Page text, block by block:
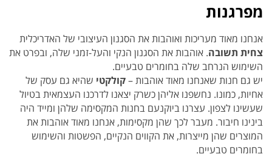
מפרגנות
אנחנו מאוד מעריכות ואוהבות את הסגנון העיצובי של האדריכלית
צחית תשובה. אוהבות את הסגנון הנקי והעל-זמני שלה, ובפרט את
השימוש הנרחב שלה בחומרים טבעיים.
יש גם חנות שאנחנו מאוד אוהבות –קולקטי שהיא גם עסק של
אחיות, כמונו. נחשפנו אליהן כשרק יצאנו לדרכנו העצמאית בטיול
שעשינו לצפון. עצרנו ביוקנעם בחנות המקסימה שלהן ומייד היה
בינינו חיבור. מעבר לכך שהן מקסימות, אנחנו מאוד אוהבות את
המוצרים שהן מייצרות, את הקווים הנקיים, הפשטות והשימוש
בחומרים טבעיים.